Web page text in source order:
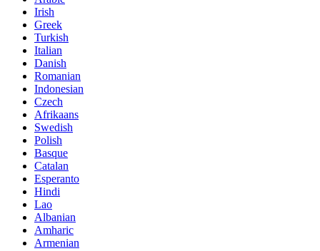
Irish
Greek
Turkish
Italian
Danish
Romanian
Indonesian
Czech
Afrikaans
Swedish
Polish
Basque
Catalan
Esperanto
Hindi
Lao
Albanian
Amharic
Armenian